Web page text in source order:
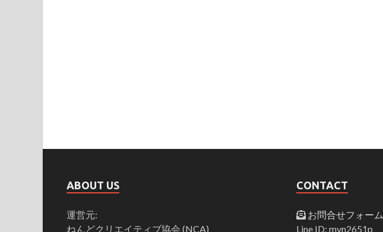
ABOUT US
運営元:
ねんどクリエイティブ協会 (NCA)
CONTACT
お問合せフォーム
Line ID: myn2651p